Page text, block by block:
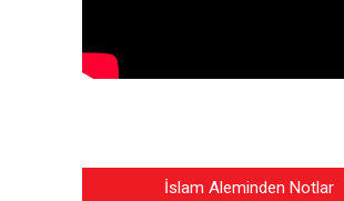
İslam Aleminden Notlar